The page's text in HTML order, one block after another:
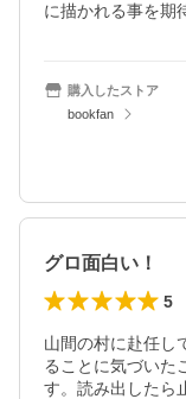
に描かれる事を期
購入したストア
bookfan
グロ面白い！
5
山間の村に赴任し
ることに気づいた
す。読み出したら